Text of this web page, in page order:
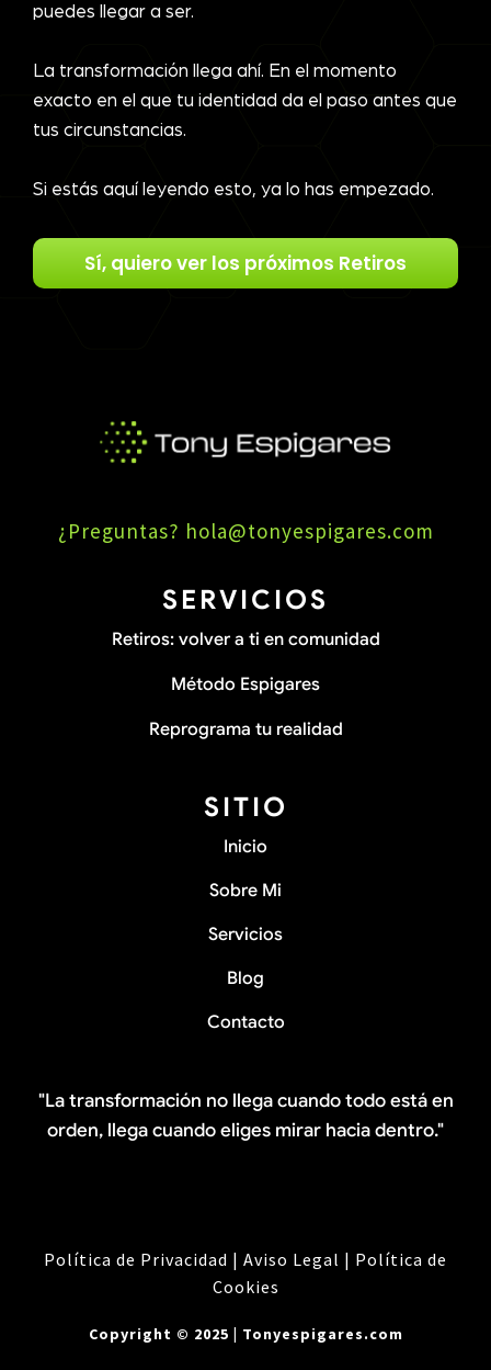
puedes llegar a ser.
La transformación llega ahí. En el momento
exacto en el que tu identidad da el paso antes que
tus circunstancias.
Si estás aquí leyendo esto, ya lo has empezado.
Sí, quiero ver los próximos Retiros
¿Preguntas? hola@tonyespigares.com
SERVICIOS
Retiros: volver a ti en comunidad
Método Espigares
Reprograma tu realidad
SITIO
Inicio
Sobre Mi
Servicios
Blog
Contacto
"La transformación no llega cuando todo está en
orden, llega cuando eliges mirar hacia dentro."
Política de Privacidad | Aviso Legal | Política de
Cookies
Copyright © 2025 | Tonyespigares.com